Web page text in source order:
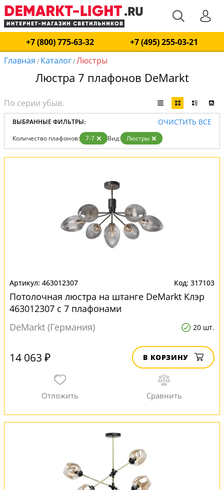
+7 (800) 775-63-32
+7 (495) 255-03-21
Главная / Каталог/Люстры
Люстра 7 плафонов DeMarkt
ВЫБРАННЫЕ ФИЛЬТРЫ: ОЧИСТИТЬ ВСЕ
Количество плафонов: 7-7 Вид: Люстры
463012307 317103
Потолочная люстра на штанге DeMarkt Клэр
463012307 с 7 плафонами
DeMarkt (Германия)
20 шт.
14 063 ₽ В КОРЗИНУ